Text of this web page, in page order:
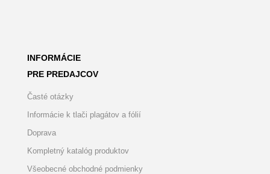
INFORMÁCIE
PRE PREDAJCOV
Časté otázky
Informácie k tlači plagátov a fólií
Doprava
Kompletný katalóg produktov
Všeobecné obchodné podmienky